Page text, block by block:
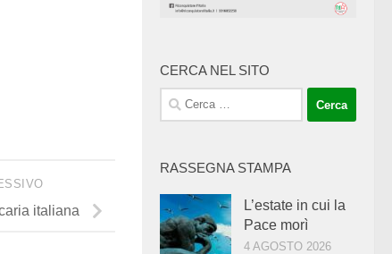
italiana
CERCA NEL SITO
Ricerca
per:
RASSEGNA STAMPA
L’estate in cui la
Pace morì
4 AGOSTO 2026